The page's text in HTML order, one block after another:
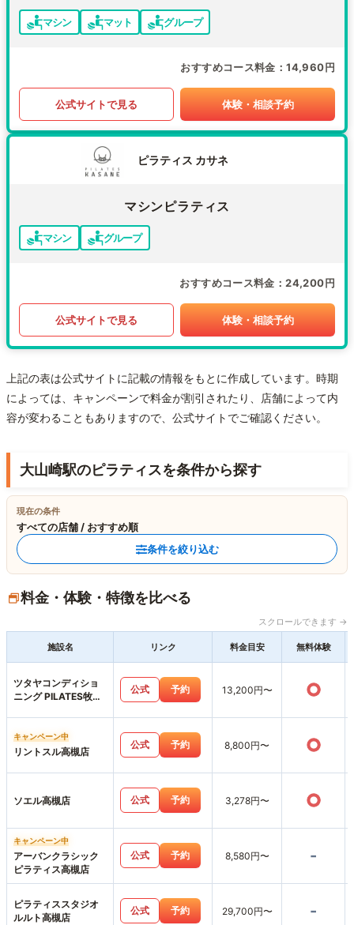
マシン マット グループ
おすすめコース料金 14,960円
公式サイトで見る 体験・相談予約
ピラティス カサネ
マシンピラティス
マシン グループ
おすすめコース料金 24,200円
公式サイトで見る 体験・相談予約
上記の表は公式サイトに記載の情報をもとに作成しています。時期
によっては、キャンペーンで料金が割引されたり、店舗によって内
容が変わることもありますので、公式サイトでご確認ください。
大山崎駅のピラティスを条件から探す
現在の条件
すべての店舗 / おすすめ順
条件を絞り込む
料金・体験・特徴を比べる
スクロールできます →
施設名 リンク 料金目安 無料体験
ツタヤコンディショ
ニング PILATES牧野
公式 予約 13,200円〜 ○
キャンペーン中
リントスル高槻店
公式 予約 8,800円〜 ○
ソエル高槻店 公式 予約 3,278円〜 ○
キャンペーン中
アーバンクラシック
ピラティス高槻店
公式 予約 8,580円〜 -
ピラティススタジオ
ルルト高槻店
公式 予約 29,700円〜 -